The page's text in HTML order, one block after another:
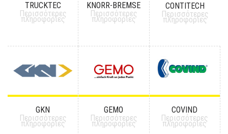
TRUCKTEC
Περισσότερες
πληροφορίες
KNORR-BREMSE
Περισσότερες
πληροφορίες
CONTITECH
Περισσότερες
πληροφορίες
GKN
Περισσότερες
πληροφορίες
GEMO
Περισσότερες
πληροφορίες
COVIND
Περισσότερες
πληροφορίες